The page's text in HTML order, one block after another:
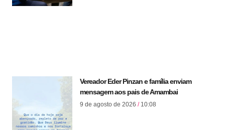
Vereador Eder Pinzan e família enviam
mensagem aos pais de Amambai
9 de agosto de 2026 10:08